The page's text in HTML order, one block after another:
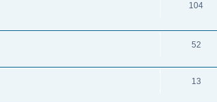
104
52
13